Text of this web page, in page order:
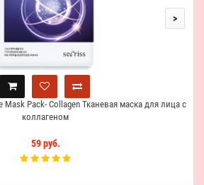
Mask Pack- Collagen Тканевая маска для лица с
коллагеном
59 руб.
>